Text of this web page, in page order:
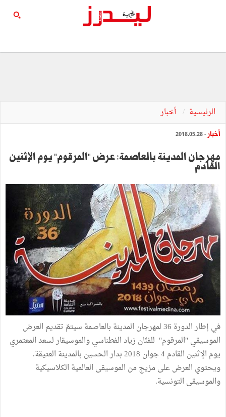
الرئيسية أخبار
أخبار - 2018.05.28
مهرجان المدينة بالعاصمة: عرض "المرقوم" يوم الإثنين
القادم
في إطار الدورة 36 لمهرجان المدينة بالعاصمة سيتمّ تقديم العرض
الموسيقي "المرقوم" للفنّان زياد الفطناسي والموسيقار لسعد المعتمري
يوم الإثنين القادم 4 جوان 2018 بدار الحسين بالمدينة العتيقة.
ويحتوي العرض على مزيج من الموسيقى العالمية الكلاسيكية
والموسيقى التونسية.